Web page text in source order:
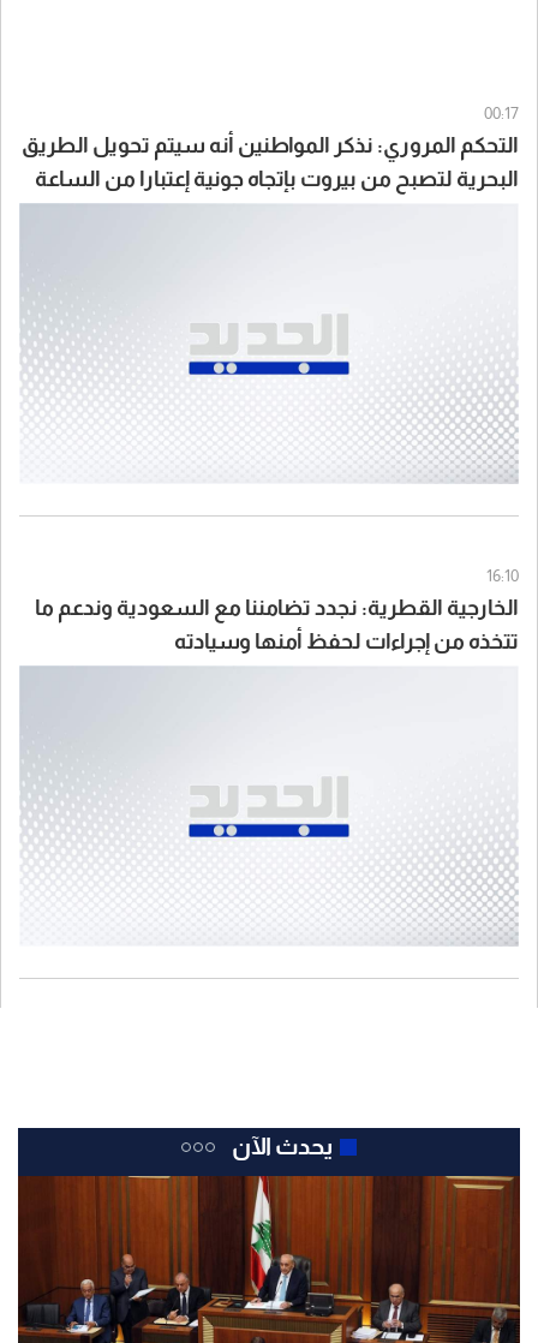
00:17
التحكم المروري: نذكر المواطنين أنه سيتم تحويل الطريق
البحرية لتصبح من بيروت بإتجاه جونية إعتبارا من الساعة
16:10
الخارجية القطرية: نجدد تضامننا مع السعودية وندعم ما
تتخذه من إجراءات لحفظ أمنها وسيادته
يحدث الآن